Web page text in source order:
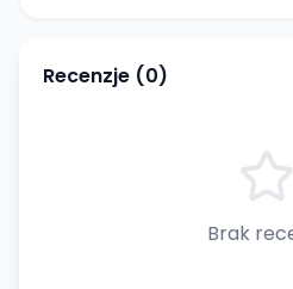
Recenzje (0)
Brak